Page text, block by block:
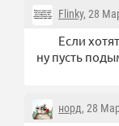
Flinky, 28
Если
ну пусть
норд, 28